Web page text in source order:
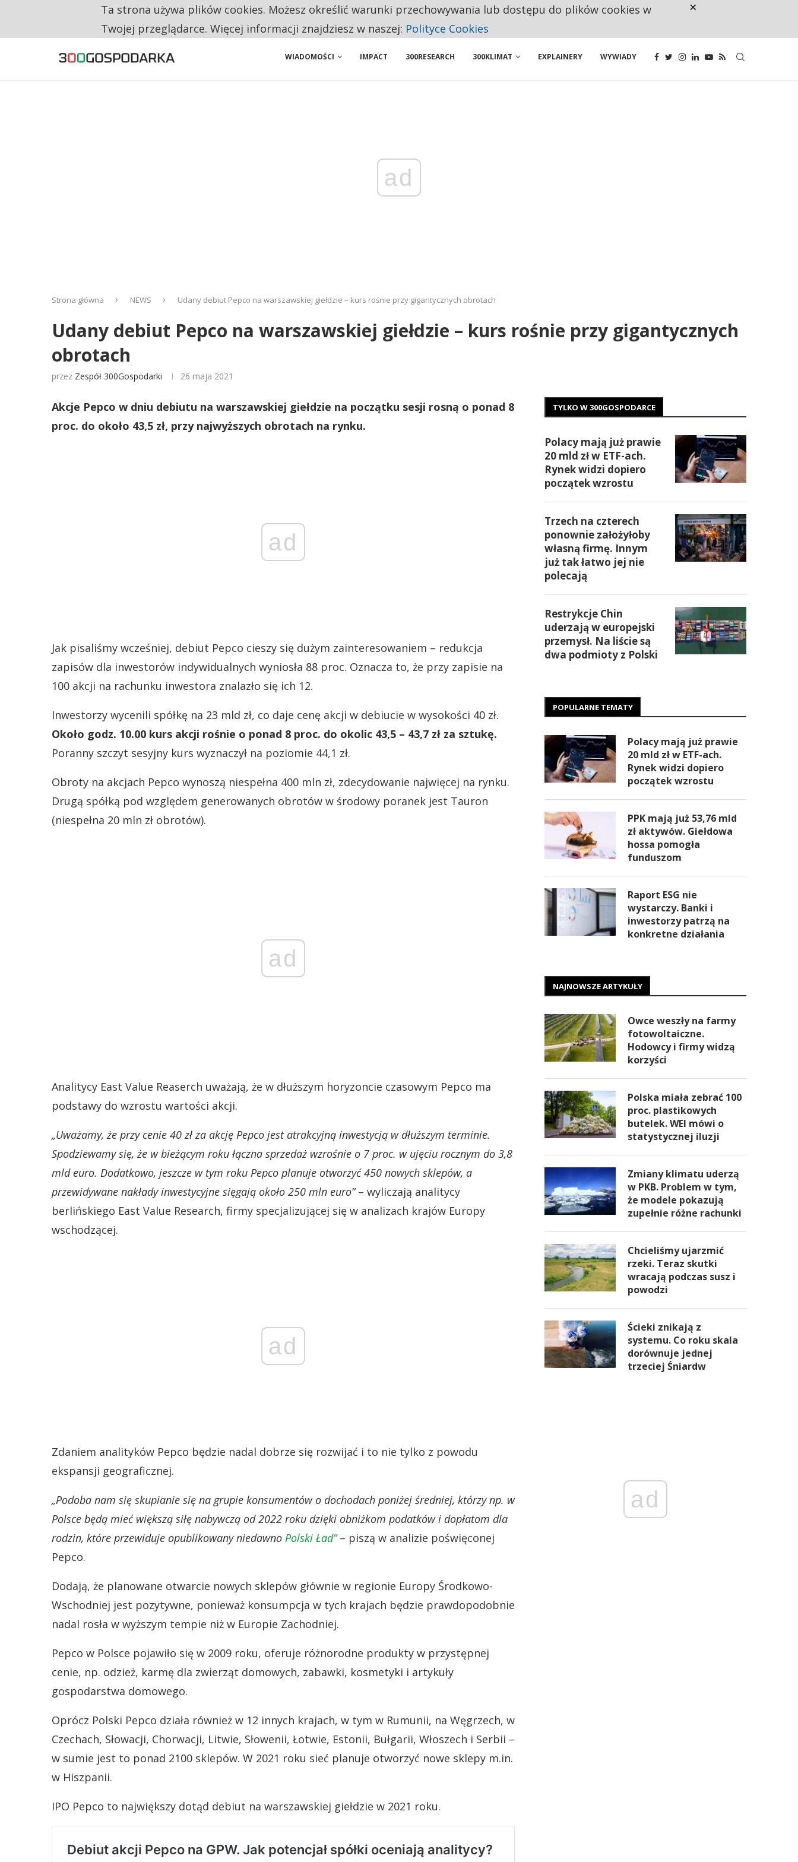
RESTRYKCJE CHIN UDERZAJĄ W EUROPEJSKI PRZEMYSŁ. NA LIŚCIE SĄ DWA PODMIOTY Z POLSKI
WIADOMOŚCI IMPACT 300RESEARCH 300KLIMAT EXPLAINERY WYWIADY
ad
Strona główna NEWS Udany debiut Pepco na warszawskiej giełdzie – kurs rośnie przy gigantycznych obrotach
Udany debiut Pepco na warszawskiej giełdzie – kurs rośnie przy gigantycznych
obrotach
przez Zespół 300Gospodarki 26 maja 2021
Akcje Pepco w dniu debiutu na warszawskiej giełdzie na początku sesji rosną o ponad 8
proc. do około 43,5 zł, przy najwyższych obrotach na rynku.
ad
Jak pisaliśmy wcześniej, debiut Pepco cieszy się dużym zainteresowaniem – redukcja
zapisów dla inwestorów indywidualnych wyniosła 88 proc. Oznacza to, że przy zapisie na
100 akcji na rachunku inwestora znalazło się ich 12.
Inwestorzy wycenili spółkę na 23 mld zł, co daje cenę akcji w debiucie w wysokości 40 zł.
Około godz. 10.00 kurs akcji rośnie o ponad 8 proc. do okolic 43,5 – 43,7 zł za sztukę.
Poranny szczyt sesyjny kurs wyznaczył na poziomie 44,1 zł.
Obroty na akcjach Pepco wynoszą niespełna 400 mln zł, zdecydowanie najwięcej na rynku.
Drugą spółką pod względem generowanych obrotów w środowy poranek jest Tauron
(niespełna 20 mln zł obrotów).
ad
Analitycy East Value Reaserch uważają, że w dłuższym horyzoncie czasowym Pepco ma
podstawy do wzrostu wartości akcji.
„Uważamy, że przy cenie 40 zł za akcję Pepco jest atrakcyjną inwestycją w dłuższym terminie.
Spodziewamy się, że w bieżącym roku łączna sprzedaż wzrośnie o 7 proc. w ujęciu rocznym do 3,8
mld euro. Dodatkowo, jeszcze w tym roku Pepco planuje otworzyć 450 nowych sklepów, a
przewidywane nakłady inwestycyjne sięgają około 250 mln euro”– wyliczają analitycy
berlińskiego East Value Research, firmy specjalizującej się w analizach krajów Europy
wschodzącej.
ad
Zdaniem analityków Pepco będzie nadal dobrze się rozwijać i to nie tylko z powodu
ekspansji geograficznej.
„Podoba nam się skupianie się na grupie konsumentów o dochodach poniżej średniej, którzy np. w
Polsce będą mieć większą siłę nabywczą od 2022 roku dzięki obniżkom podatków i dopłatom dla
rodzin, które przewiduje opublikowany niedawno Polski Ład”– piszą w analizie poświęconej
Pepco.
Dodają, że planowane otwarcie nowych sklepów głównie w regionie Europy Środkowo-
Wschodniej jest pozytywne, ponieważ konsumpcja w tych krajach będzie prawdopodobnie
nadal rosła w wyższym tempie niż w Europie Zachodniej.
Pepco w Polsce pojawiło się w 2009 roku, oferuje różnorodne produkty w przystępnej
cenie, np. odzież, karmę dla zwierząt domowych, zabawki, kosmetyki i artykuły
gospodarstwa domowego.
Oprócz Polski Pepco działa również w 12 innych krajach, w tym w Rumunii, na Węgrzech, w
Czechach, Słowacji, Chorwacji, Litwie, Słowenii, Łotwie, Estonii, Bułgarii, Włoszech i Serbii –
w sumie jest to ponad 2100 sklepów. W 2021 roku sieć planuje otworzyć nowe sklepy m.in.
w Hiszpanii.
IPO Pepco to największy dotąd debiut na warszawskiej giełdzie w 2021 roku.
TYLKO W 300GOSPODARCE
Polacy mają już prawie
20 mld zł w ETF-ach.
Rynek widzi dopiero
początek wzrostu
Trzech na czterech
ponownie założyłoby
własną firmę. Innym
już tak łatwo jej nie
polecają
Restrykcje Chin
uderzają w europejski
przemysł. Na liście są
dwa podmioty z Polski
POPULARNE TEMATY
Polacy mają już prawie
20 mld zł w ETF-ach.
Rynek widzi dopiero
początek wzrostu
PPK mają już 53,76 mld
zł aktywów. Giełdowa
hossa pomogła
funduszom
Raport ESG nie
wystarczy. Banki i
inwestorzy patrzą na
konkretne działania
NAJNOWSZE ARTYKUŁY
Owce weszły na farmy
fotowoltaiczne.
Hodowcy i firmy widzą
korzyści
Polska miała zebrać 100
proc. plastikowych
butelek. WEI mówi o
statystycznej iluzji
Zmiany klimatu uderzą
w PKB. Problem w tym,
że modele pokazują
zupełnie różne rachunki
Chcieliśmy ujarzmić
rzeki. Teraz skutki
wracają podczas susz i
powodzi
Ścieki znikają z
systemu. Co roku skala
dorównuje jednej
trzeciej Śniardw
ad
Ta strona używa plików cookies. Możesz określić warunki przechowywania lub dostępu do plików cookies w
Twojej przeglądarce. Więcej informacji znajdziesz w naszej: Polityce Cookies
×